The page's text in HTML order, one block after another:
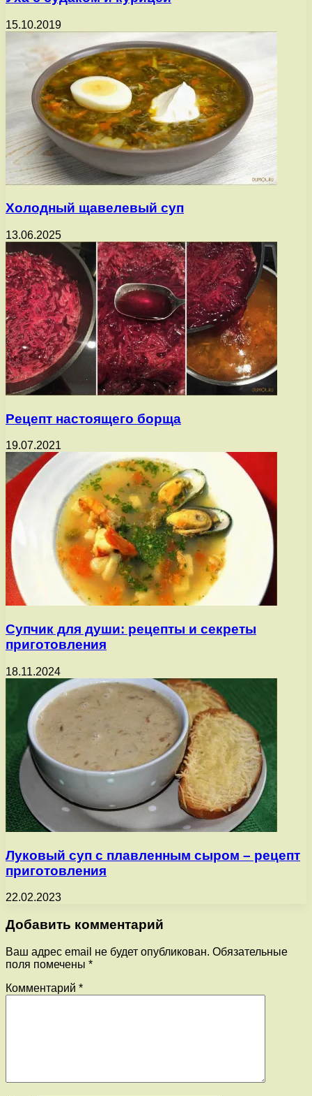
15.10.2019
Холодный щавелевый суп
13.06.2025
Рецепт настоящего борща
19.07.2021
Супчик для души: рецепты и секреты
приготовления
18.11.2024
Луковый суп с плавленным сыром – рецепт
приготовления
22.02.2023
Добавить комментарий
Ваш адрес email не будет опубликован. Обязательные
поля помечены *
Комментарий *